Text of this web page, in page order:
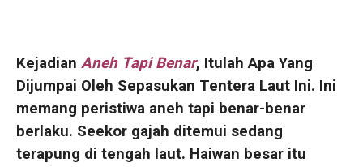
Kejadian Aneh Tapi Benar, Itulah Apa Yang
Dijumpai Oleh Sepasukan Tentera Laut Ini. Ini
memang peristiwa aneh tapi benar-benar
berlaku. Seekor gajah ditemui sedang
terapung di tengah laut. Haiwan besar itu